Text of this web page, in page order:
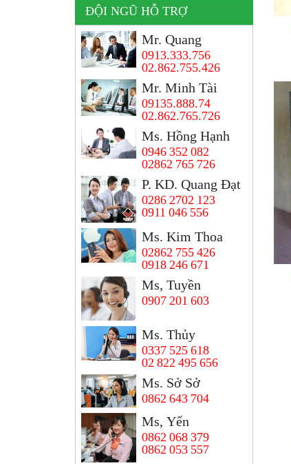
ĐỘI NGŨ HỖ TRỢ
Mr. Quang
0913.333.756
02.862.755.426
Mr. Minh Tài
09135.888.74
02.862.765.726
Ms. Hồng Hạnh
0946 352 082
02862 765 726
P. KD. Quang Đạt
0286 2702 123
0911 046 556
Ms. Kim Thoa
02862 755 426
0918 246 671
Ms, Tuyền
0907 201 603
Ms. Thủy
0337 525 618
02 822 495 656
Ms. Sở Sở
0862 643 704
Ms, Yến
0862 068 379
0862 053 557